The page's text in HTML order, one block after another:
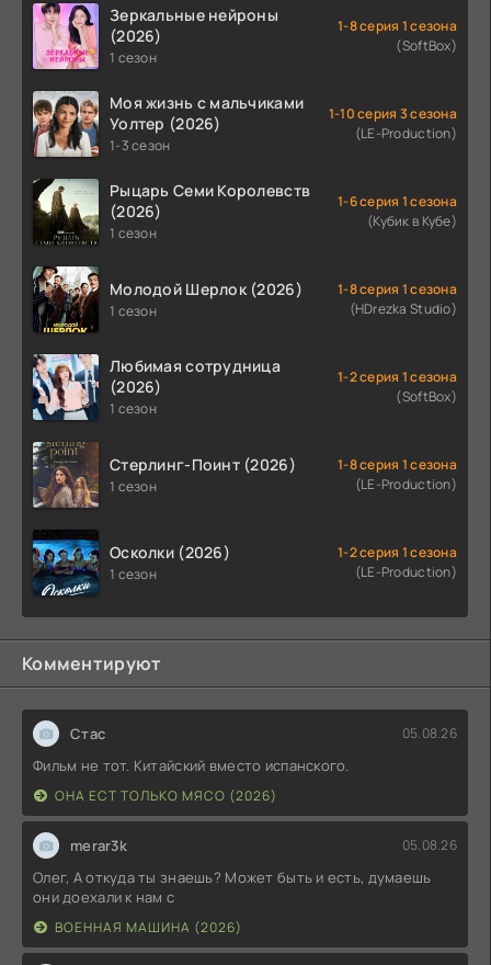
Зеркальные нейроны
(2026)
1 сезон
1-8 серия 1 сезона
(SoftBox)
Моя жизнь с мальчиками
Уолтер (2026)
1-3 сезон
1-10 серия 3 сезона
(LE-Production)
Рыцарь Семи Королевств
(2026)
1 сезон
1-6 серия 1 сезона
(Кубик в Кубе)
Молодой Шерлок (2026)
1 сезон
1-8 серия 1 сезона
(HDrezka Studio)
Любимая сотрудница
(2026)
1 сезон
1-2 серия 1 сезона
(SoftBox)
Стерлинг-Поинт (2026)
1 сезон
1-8 серия 1 сезона
(LE-Production)
Осколки (2026)
1 сезон
1-2 серия 1 сезона
(LE-Production)
Комментируют
Стас 05.08.26
Фильм не тот. Китайский вместо испанского.
ОНА ЕСТ ТОЛЬКО МЯСО (2026)
merar3k 05.08.26
Олег, А откуда ты знаешь? Может быть и есть, думаешь
они доехали к нам с
ВОЕННАЯ МАШИНА (2026)